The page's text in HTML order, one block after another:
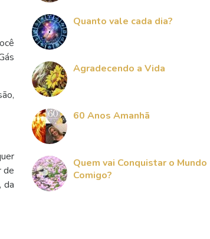
de
da
Quanto vale cada dia?
Agradecendo a Vida
60 Anos Amanhã
Quem vai Conquistar o Mundo
Comigo?